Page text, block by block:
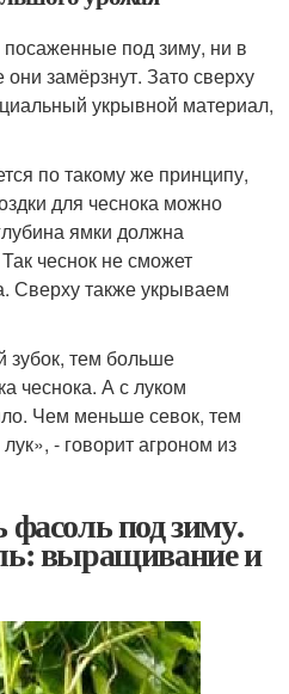
под зиму, ни в
замёрзнут. Зато сверху
укрывной материал,
по такому же принципу,
для чеснока можно
ямки должна
чеснок не сможет
Сверху также укрываем
тем больше
чеснока. А с луком
Чем меньше севок, тем
- говорит агроном из
под зиму.
выращивание и